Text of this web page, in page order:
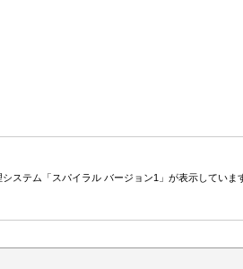
システム「スパイラル バージョン1」が表示していま